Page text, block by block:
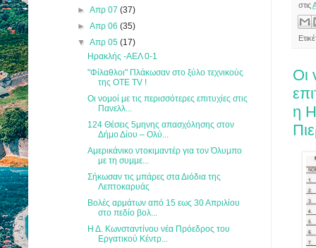
στις
Οι
η
► Απρ 07 (37)
► Απρ 06 (35)
▼ Απρ 05 (17)
Ηρακλής -ΑΕΛ 0-1
"Φίλαθλοι" Πλάκωσαν στο ξύλο τεχνικούς
της ΟΤΕ TV !
Οι νομοί με τις περισσότερες επιτυχίες στις
Πανελλ...
124 Θέσεις 5μηνης απασχόλησης στον
Δήμο Δίου – Ολύ...
Αμερικάνικο ντοκιμαντέρ για τον Όλυμπο
με τη συμμε...
Σήκωσαν τις μπάρες στα Διόδια της
Λεπτοκαρυάς
Βολές αρμάτων από 15 εως 30 Απριλίου
στο πεδίο βολ...
Η Δ. Κωνσταντίνου νέα Πρόεδρος του
Εργατικού Κέντρ...